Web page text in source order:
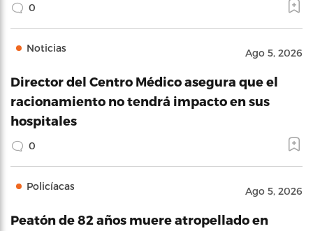
0
Noticias Ago 5, 2026
Director del Centro Médico asegura que el
racionamiento no tendrá impacto en sus
hospitales
0
Policíacas Ago 5, 2026
Peatón de 82 años muere atropellado en